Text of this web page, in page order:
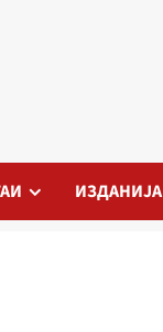
ИЗДАНИЈА